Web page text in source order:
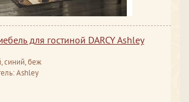
для гостиной DARCY Ashley
синий, беж
Ashley